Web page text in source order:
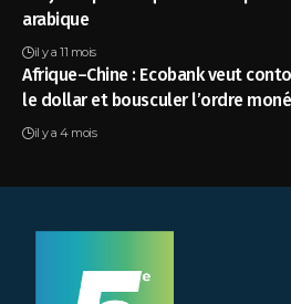
arabique
il y a 11 mois
Afrique–Chine : Ecobank veut
le dollar et bousculer l’ordre
il y a 4 mois